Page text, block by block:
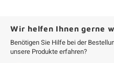
Wir helfen Ihnen gerne
Benötigen Sie Hilfe bei der
unsere Produkte erfahren?